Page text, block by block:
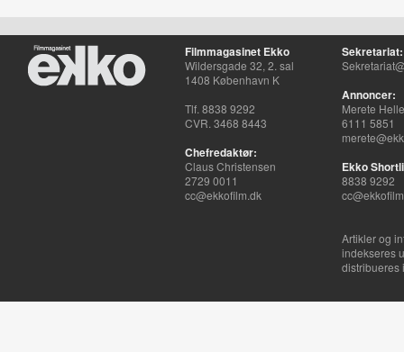
Filmmagasinet Ekko
Wildersgade 32, 2. sal
1408 København K
Tlf. 8838 9292
CVR. 3468 8443
Chefredaktør:
Claus Christensen
2729 0011
cc@ekkofilm.dk
Sekretariat:
Annoncer:
Merete
6111 5851
Ekko
8838 9292
Artikler og
indekseres
distribueres